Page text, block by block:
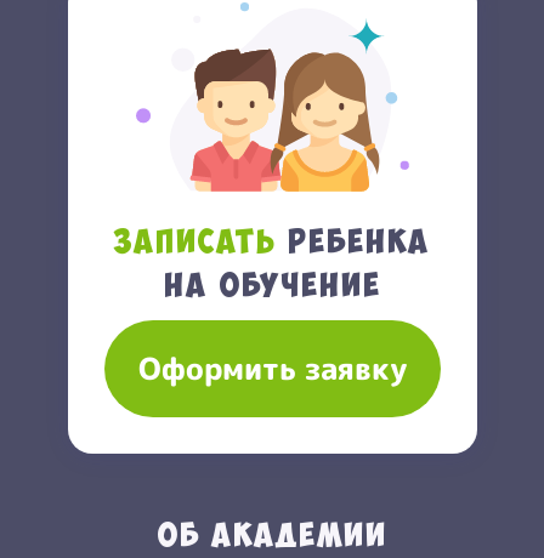
Записать ребенка
на обучение
Оформить заявку
Об академии